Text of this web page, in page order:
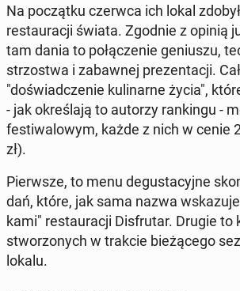
Na po­cząt­ku czerwca ich lokal
re­stau­ra­cji świata. Zgodnie z opinią
tam dania to po­łą­cze­nie ge­niu­szu,
strzo­stwa i za­baw­nej pre­zen­ta­cji.
"do­świad­cze­nie ku­li­nar­ne życia",
- jak okre­śla­ją to autorzy ran­kin­gu -
fe­sti­wa­lo­wym, każde z nich w cenie
zł).
Pierw­sze, to menu de­gu­sta­cyj­ne
dań, które, jak sama nazwa
ka­mi" re­stau­ra­cji Dis­fru­tar. Drugie to
stwo­rzo­nych w trakcie bie­żą­ce­go
lokalu.